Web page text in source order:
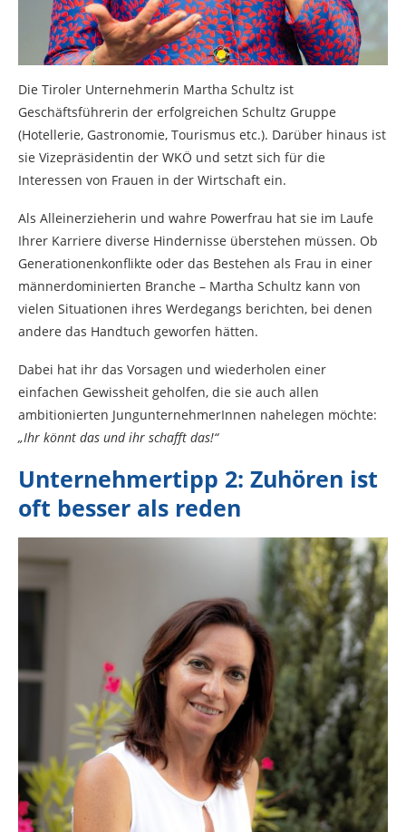
Die Tiroler Unternehmerin Martha Schultz ist
Geschäftsführerin der erfolgreichen Schultz Gruppe
(Hotellerie, Gastronomie, Tourismus etc.). Darüber hinaus ist
sie Vizepräsidentin der WKÖ und setzt sich für die
Interessen von Frauen in der Wirtschaft ein.
Als Alleinerzieherin und wahre Powerfrau hat sie im Laufe
Ihrer Karriere diverse Hindernisse überstehen müssen. Ob
Generationenkonflikte oder das Bestehen als Frau in einer
männerdominierten Branche – Martha Schultz kann von
vielen Situationen ihres Werdegangs berichten, bei denen
andere das Handtuch geworfen hätten.
Dabei hat ihr das Vorsagen und wiederholen einer
einfachen Gewissheit geholfen, die sie auch allen
ambitionierten JungunternehmerInnen nahelegen möchte:
„Ihr könnt das und ihr schafft das!“
Unternehmertipp 2: Zuhören ist
oft besser als reden